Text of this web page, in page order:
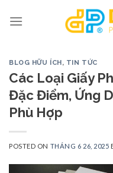
BLOG HỮU ÍCH, TIN TỨC
Các Loại Giấy
Đặc Điểm, Ứng
Phù Hợp
POSTED ON THÁNG 6 26, 2025